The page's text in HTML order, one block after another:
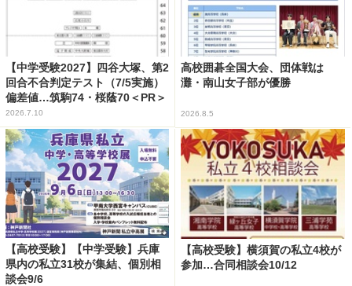
【中学受験2027】四谷大塚、第2
回合不合判定テスト（7/5実施）
偏差値…筑駒74・桜蔭70＜PR＞
2026.7.10
高校囲碁全国大会、団体戦は
灘・南山女子部が優勝
2026.8.5
【高校受験】【中学受験】兵庫
県内の私立31校が集結、個別相
談会9/6
【高校受験】横須賀の私立4校が
参加…合同相談会10/12